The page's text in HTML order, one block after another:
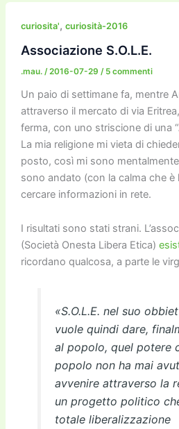
e
b
o
o
k
er l
l
o
curiosita', curiosità-2016
Associazione S.O.L.E.
.mau. /2016-07-29 / 5 commenti
Un paio di settimane fa, mentre
attraverso il mercato di via
ferma, con uno striscione di una
La mia religione mi vieta di
posto, così mi sono
sono andato (con la calma che è
cercare informazioni in rete.
I risultati sono stati strani.
(Società Onesta Libera Etica)
ricordano qualcosa, a parte le
«S.O.L.E. nel suo
vuole quindi dare,
al popolo, quel potere
popolo non ha mai
avvenire attraverso la
un progetto politico
totale liberalizzazione